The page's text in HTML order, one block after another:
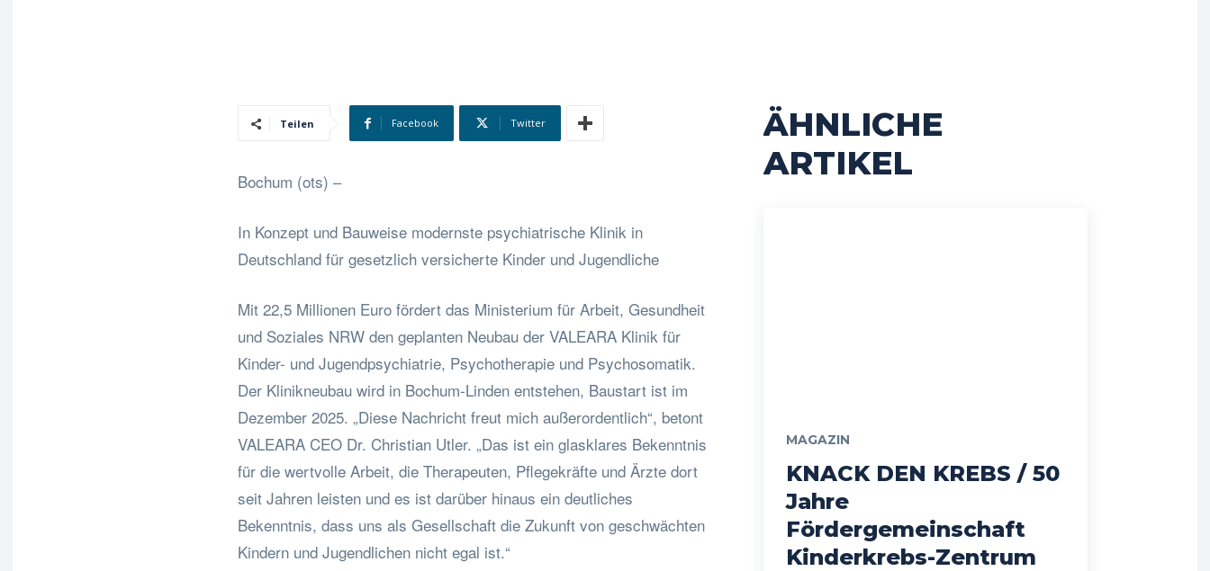
Teilen Facebook Twitter
Bochum (ots) –
In Konzept und Bauweise modernste psychiatrische Klinik in
Deutschland für gesetzlich versicherte Kinder und Jugendliche
Mit 22,5 Millionen Euro fördert das Ministerium für Arbeit, Gesundheit
und Soziales NRW den geplanten Neubau der VALEARA Klinik für
Kinder- und Jugendpsychiatrie, Psychotherapie und Psychosomatik.
Der Klinikneubau wird in Bochum-Linden entstehen, Baustart ist im
Dezember 2025. „Diese Nachricht freut mich außerordentlich“, betont
VALEARA CEO Dr. Christian Utler. „Das ist ein glasklares Bekenntnis
für die wertvolle Arbeit, die Therapeuten, Pflegekräfte und Ärzte dort
seit Jahren leisten und es ist darüber hinaus ein deutliches
Bekenntnis, dass uns als Gesellschaft die Zukunft von geschwächten
Kindern und Jugendlichen nicht egal ist.“
ÄHNLICHE
ARTIKEL
MAGAZIN
KNACK DEN KREBS / 50
Jahre
Fördergemeinschaft
Kinderkrebs-Zentrum